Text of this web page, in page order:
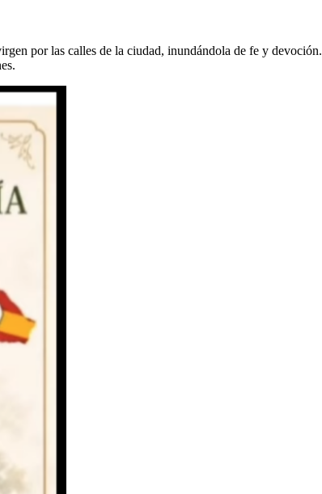
por las calles de la ciudad, inundándola de fe y devoción.